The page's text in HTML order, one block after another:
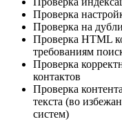
Проверка
Проверка на
Проверка HTML
требованиям
Проверка
контактов
Проверка
текста (во
систем)